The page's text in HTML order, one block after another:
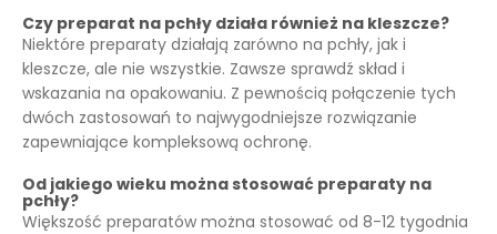
Czy preparat na pchły działa również na kleszcze?
Niektóre preparaty działają zarówno na pchły, jak i
kleszcze, ale nie wszystkie. Zawsze sprawdź skład i
wskazania na opakowaniu. Z pewnością połączenie tych
dwóch zastosowań to najwygodniejsze rozwiązanie
zapewniające kompleksową ochronę.
Od jakiego wieku można stosować preparaty na
pchły?
Większość preparatów można stosować od 8-12 tygodnia